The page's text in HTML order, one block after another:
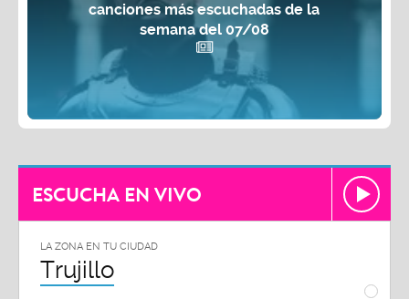
canciones más escuchadas de la
semana del 07/08
ESCUCHA EN VIVO
LA ZONA EN TU CIUDAD
Trujillo